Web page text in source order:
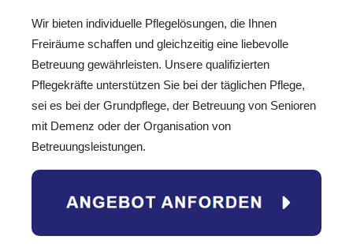
Wir bieten individuelle Pflegelösungen, die Ihnen
Freiräume schaffen und gleichzeitig eine liebevolle
Betreuung gewährleisten. Unsere qualifizierten
Pflegekräfte unterstützen Sie bei der täglichen Pflege,
sei es bei der Grundpflege, der Betreuung von Senioren
mit Demenz oder der Organisation von
Betreuungsleistungen.